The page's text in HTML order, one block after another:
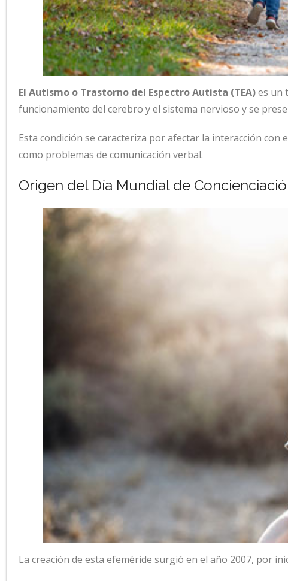
El Autismo o Trastorno del Espectro Autista (TEA)es un
funcionamiento del cerebro y el sistema nervioso y se
Esta condición se caracteriza por afectar la interacción
como problemas de comunicación verbal.
Origen del Día Mundial de
La creación de esta efeméride surgió en el año 2007, por